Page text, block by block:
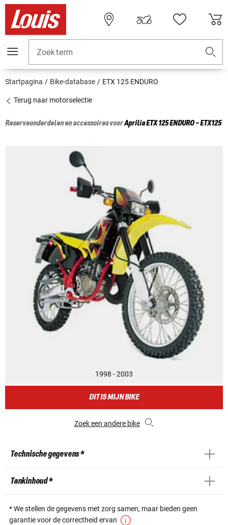
Zoekterm
Startpagina Bike-database ETX 125 ENDURO
Terug naar motorselectie
Reserveonderdelen en accessoires voorApriliaETX 125 ENDURO - ETX125
1998 - 2003
DIT IS MIJN BIKE
Zoek een andere bike
Technische gegevens *
Tankinhoud *
* We stellen de gegevens met zorg samen, maar bieden geen
garantie voor de correctheid ervan